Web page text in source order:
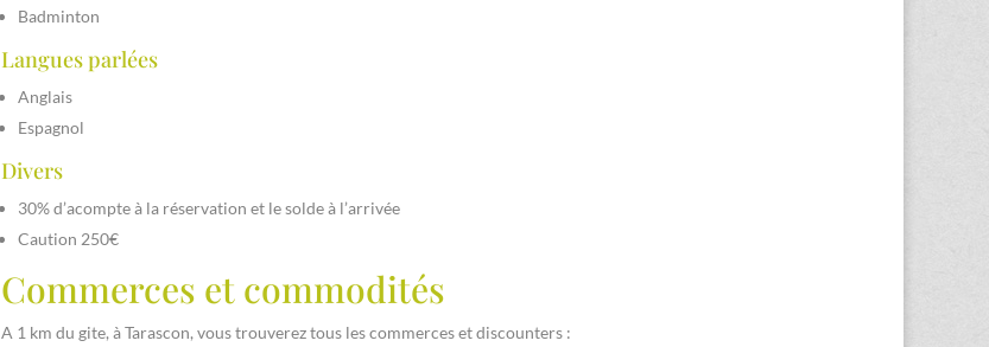
Badminton
Langues parlées
Anglais
Espagnol
Divers
30% d’acompte à la réservation et le solde à l’arrivée
Caution 250€
Commerces et commodités
A 1 km du gite, à Tarascon, vous trouverez tous les commerces et discounters :